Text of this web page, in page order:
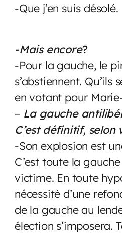
-Que j’en suis désolé.
-Mais encore?
-Pour la gauche, le
s’abstiennent. Qu’ils
en votant pour
– La gauche
C’est définitif, selon
-Son explosion est
C’est toute la
victime. En toute
nécessité d’une
de la gauche au
élection s’imposera.